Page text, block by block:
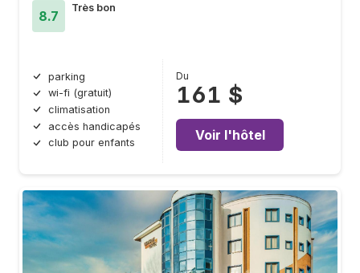
8.7
Très bon
parking
wi-fi (gratuit)
climatisation
accès handicapés
club pour enfants
Du
161 $
Voir l'hôtel